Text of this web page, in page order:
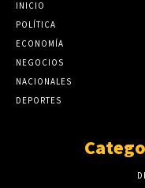
INICIO
POLÍTICA
ECONOMÍA
NEGOCIOS
NACIONALES
DEPORTES